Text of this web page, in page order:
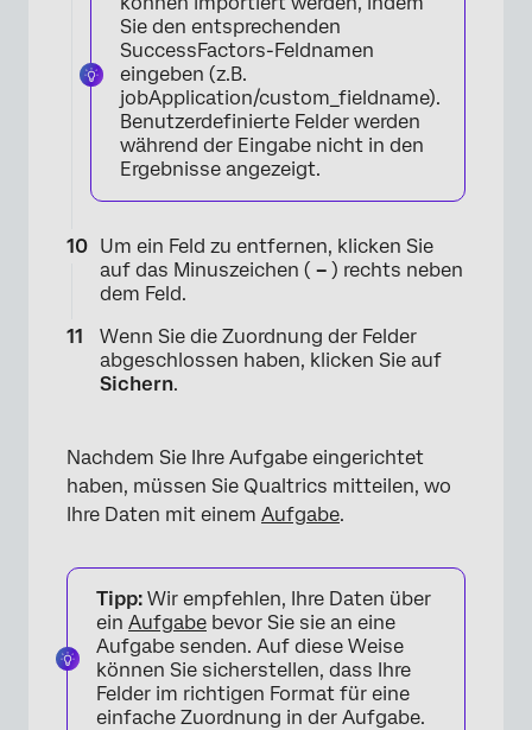
×
Sie den entsprechenden
SuccessFactors-Feldnamen
eingeben (z.B.
jobApplication/custom_fieldname).
Benutzerdefinierte Felder werden
während der Eingabe nicht in den
Ergebnisse angezeigt.
Um ein Feld zu entfernen, klicken Sie
auf das Minuszeichen ( – ) rechts neben
dem Feld.
Wenn Sie die Zuordnung der Felder
abgeschlossen haben, klicken Sie auf
Sichern.
Nachdem Sie Ihre Aufgabe eingerichtet
haben, müssen Sie Qualtrics mitteilen, wo
Ihre Daten mit einem Aufgabe.
Tipp: Wir empfehlen, Ihre Daten über
ein Aufgabe bevor Sie sie an eine
Aufgabe senden. Auf diese Weise
können Sie sicherstellen, dass Ihre
Felder im richtigen Format für eine
einfache Zuordnung in der Aufgabe.